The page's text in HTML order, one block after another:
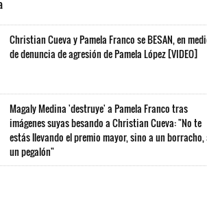
Christian Cueva y Pamela Franco se BESAN, en
de denuncia de agresión de Pamela López [VIDEO]
Magaly Medina 'destruye' a Pamela Franco tras
imágenes suyas besando a Christian Cueva: "No te
estás llevando el premio mayor, sino a un borracho,
un pegalón"